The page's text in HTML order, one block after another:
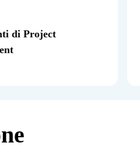
di Project